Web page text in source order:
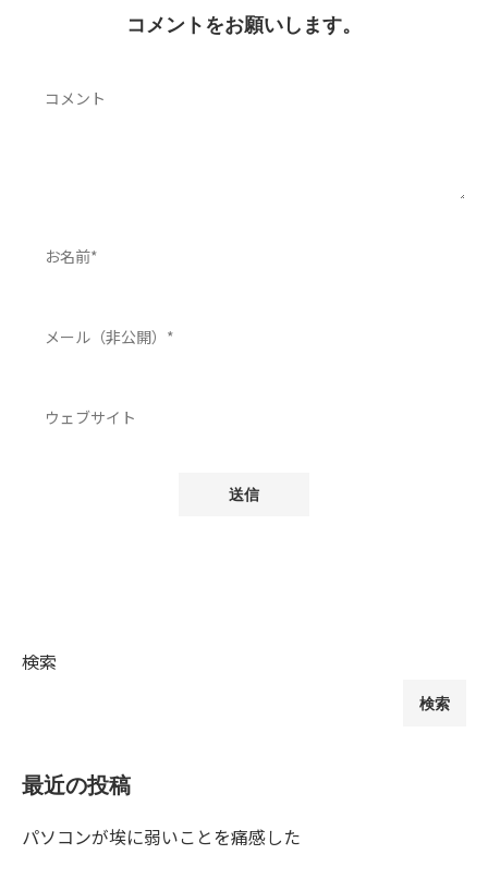
コメントをお願いします。
検索
検索
最近の投稿
パソコンが埃に弱いことを痛感した